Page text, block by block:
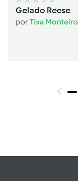
Gelado Reese
porTixa Monteiro